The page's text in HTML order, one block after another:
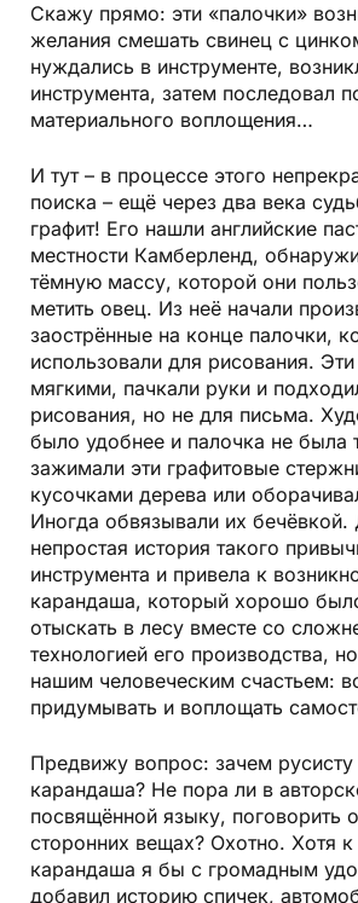
Скажу прямо: эти «палочки»
желания смешать свинец с
нуждались в инструменте,
инструмента, затем последовал
материального воплощения…
И тут – в процессе этого
поиска – ещё через два века
графит! Его нашли английские
местности Камберленд,
тёмную массу, которой они
метить овец. Из неё начали
заострённые на конце палочки,
использовали для рисования.
мягкими, пачкали руки и
рисования, но не для письма.
было удобнее и палочка не была
зажимали эти графитовые
кусочками дерева или
Иногда обвязывали их
непростая история такого
инструмента и привела к
карандаша, который хорошо
отыскать в лесу вместе со
технологией его производства,
нашим человеческим счастьем:
придумывать и воплощать
Предвижу вопрос: зачем русисту
карандаша? Не пора ли в
посвящённой языку, поговорить
сторонних вещах? Охотно. Хотя к
карандаша я бы с громадным
добавил историю спичек,